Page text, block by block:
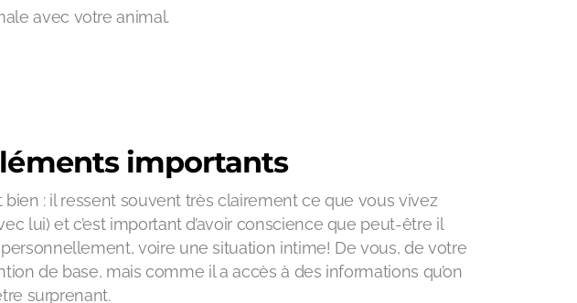
avec votre animal.
importants
bien : il ressent souvent très clairement ce que vous vivez
lui) et c’est important d’avoir conscience que peut-être il
voire une situation intime! De vous, de votre
de base, mais comme il a accès à des informations qu’on
surprenant.